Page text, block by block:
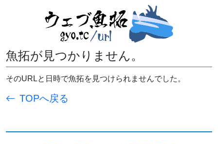
魚拓が見つかりません。
そのURLと日時で魚拓を見つけられませんでした。
TOPへ戻る